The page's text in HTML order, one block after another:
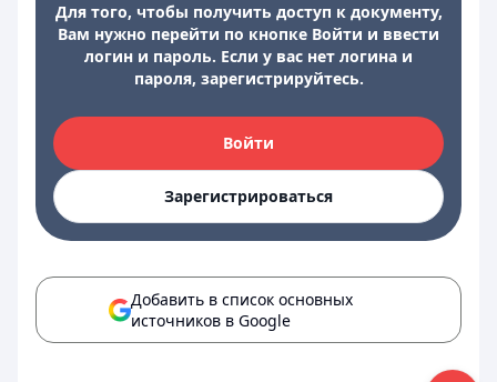
Для того, чтобы получить доступ к документу,
Вам нужно перейти по кнопке Войти и ввести
логин и пароль. Если у вас нет логина и
пароля, зарегистрируйтесь.
Войти
Зарегистрироваться
Добавить в список основных
источников в Google